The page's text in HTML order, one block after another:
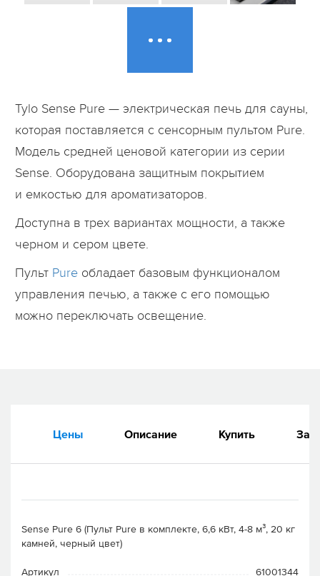
Tylo Sense Pure — электрическая печь для сауны,
которая поставляется с сенсорным пультом Pure.
Модель средней ценовой категории из серии
Sense. Оборудована защитным покрытием
и емкостью для ароматизаторов.
Доступна в трех вариантах мощности, а также
черном и сером цвете.
Пульт Pure обладает базовым функционалом
управления печью, а также с его помощью
можно переключать освещение.
Цены Описание Купить
Sense Pure 6 (Пульт Pure в комплекте, 6,6 кВт, 4-8 м³, 20 кг
камней, черный цвет)
Артикул
61001344